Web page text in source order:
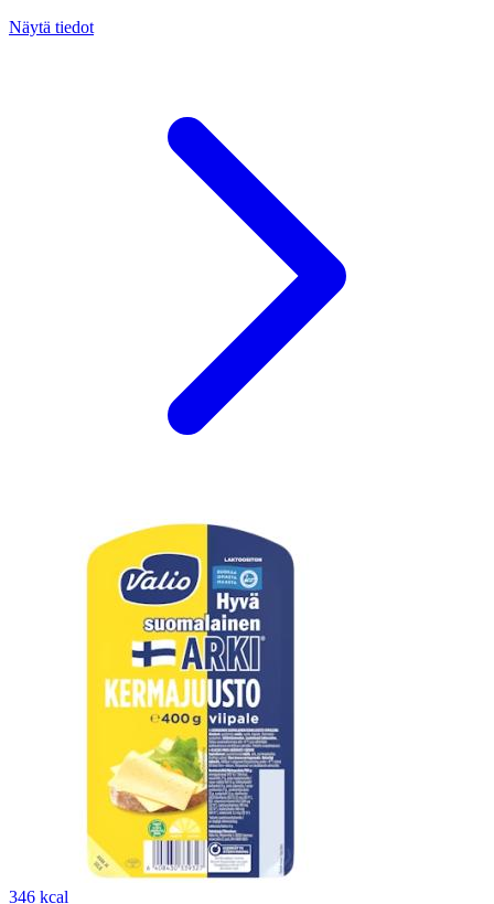
Näytä tiedot
346 kcal